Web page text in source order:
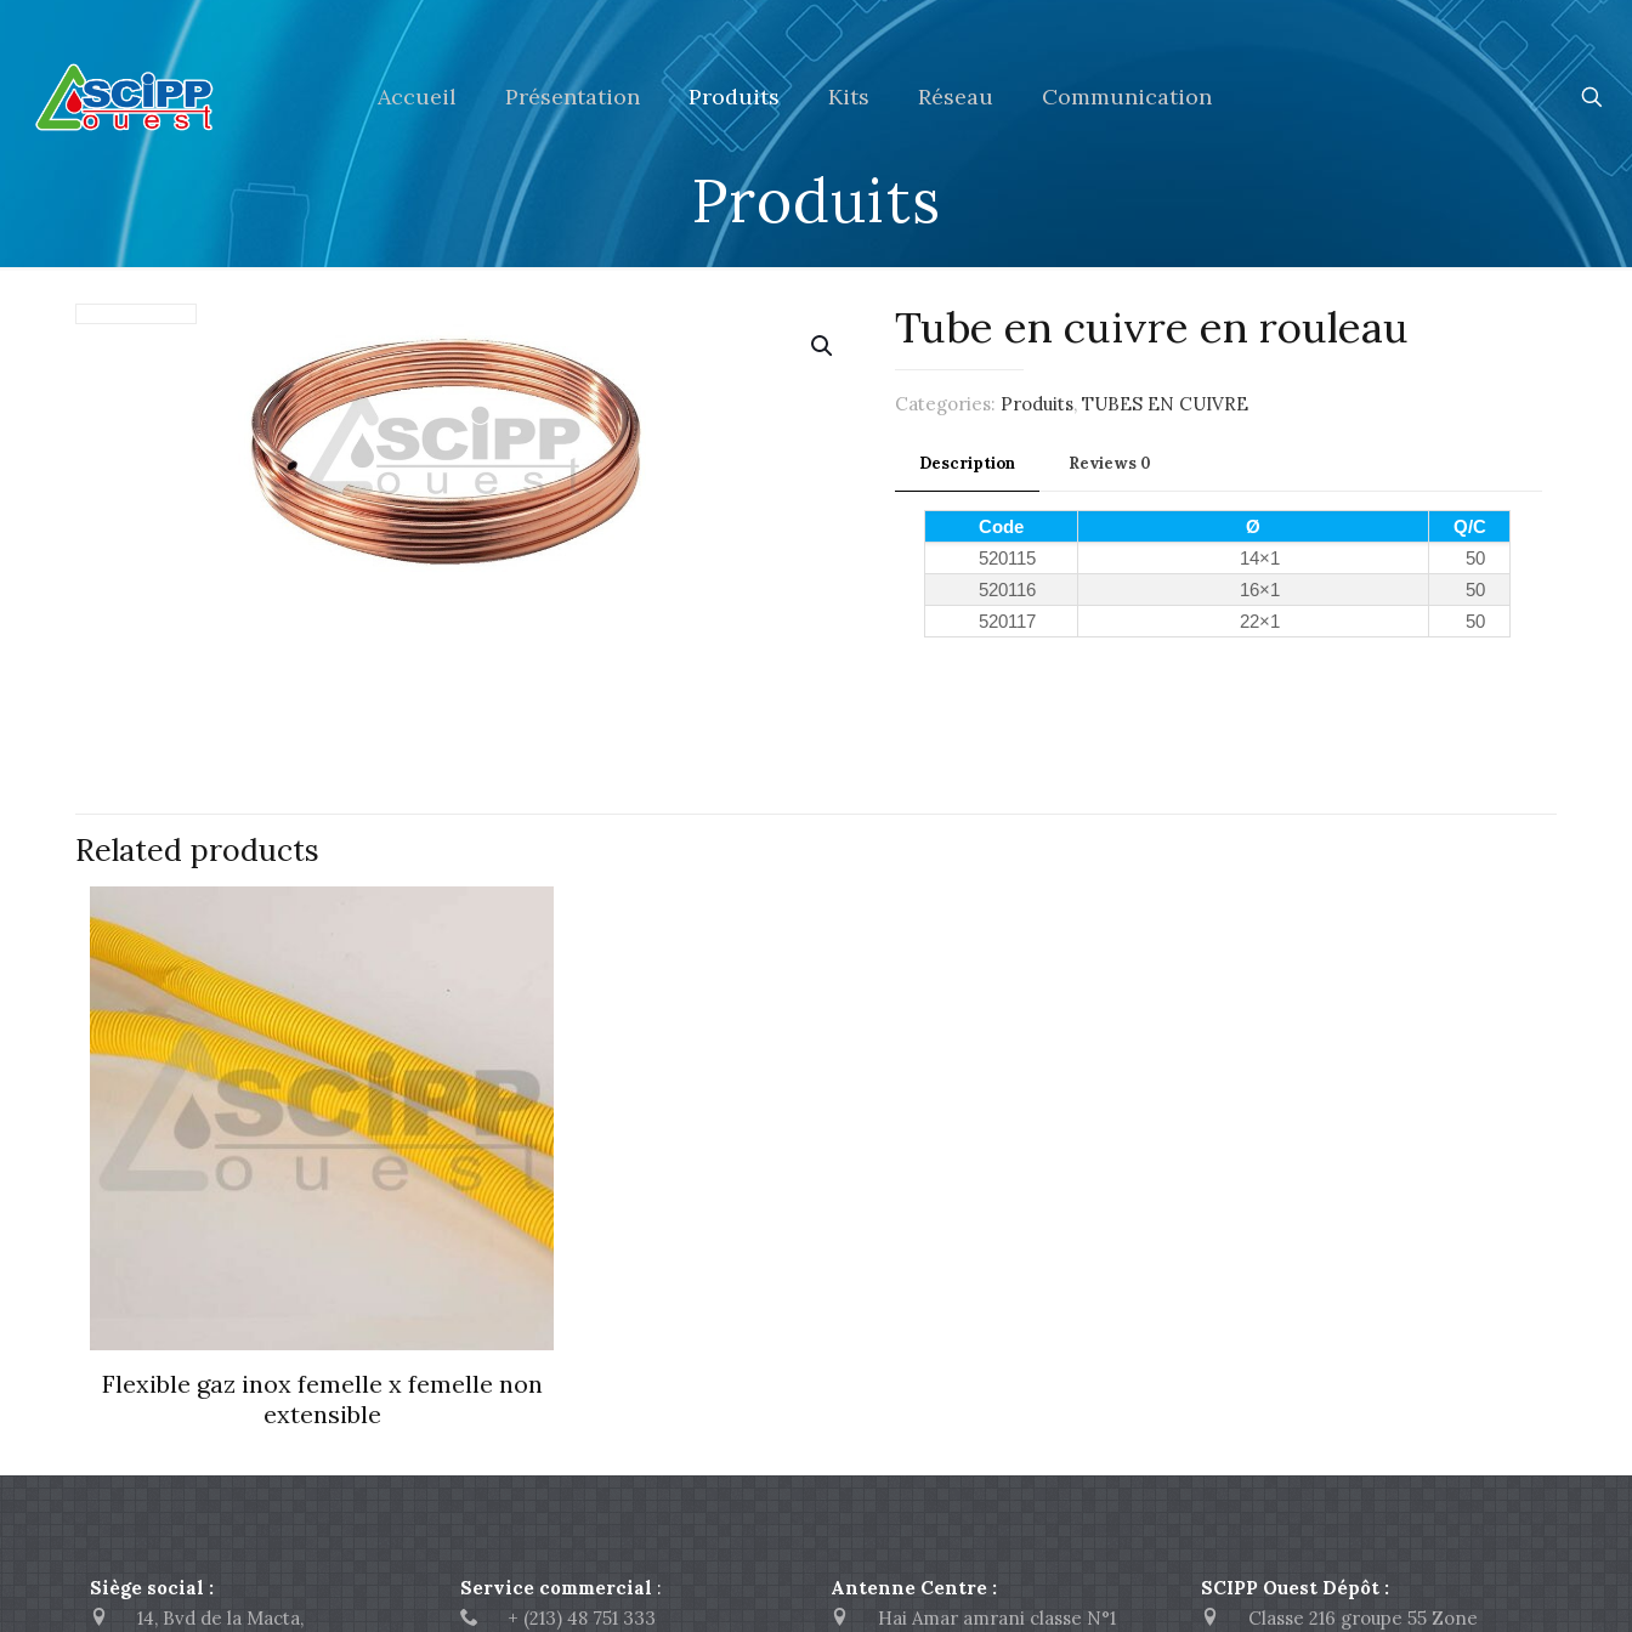
Accueil Présentation Produits Kits Réseau Communication
Produits
Tube en cuivre en rouleau
Categories: Produits, TUBES EN CUIVRE
Description Reviews 0
Code Ø
Q/C
520115
14×1
50
520116
16×1
50
520117
22×1 50
Related products
Flexible gaz inox femelle x femelle non
extensible
Siège social :
14, Bvd de la Macta,
Service commercial :
+ (213) 48 751 333
Antenne Centre :
Hai Amar amrani classe N°1
SCIPP Ouest Dépôt :
Classe 216 groupe 55 Zone